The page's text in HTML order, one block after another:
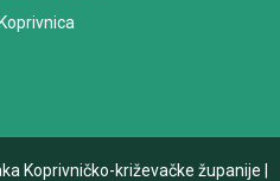
Koprivničko-križevačke županije